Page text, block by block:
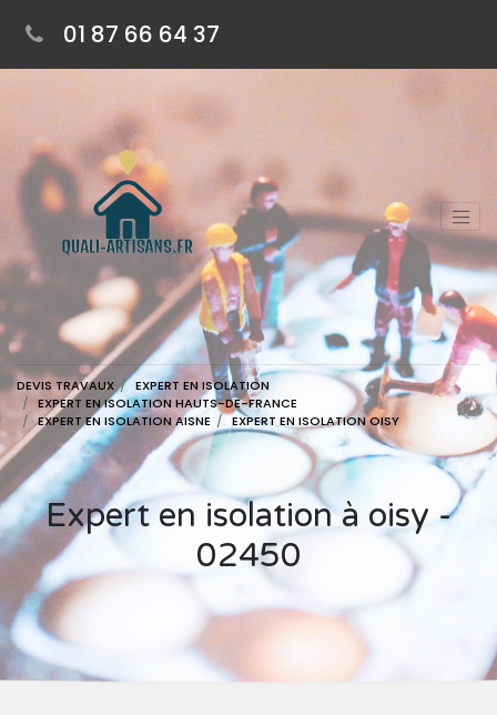
01 87 66 64 37
DEVIS TRAVAUX
EXPERT EN ISOLATION
EXPERT EN ISOLATION HAUTS-DE-FRANCE
EXPERT EN ISOLATION AISNE
EXPERT EN ISOLATION OISY
Expert en isolation à oisy -
02450